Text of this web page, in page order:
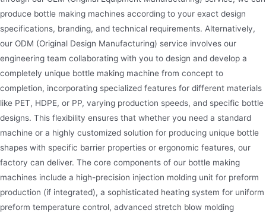
produce bottle making machines according to your exact design
specifications, branding, and technical requirements. Alternatively,
our ODM (Original Design Manufacturing) service involves our
engineering team collaborating with you to design and develop a
completely unique bottle making machine from concept to
completion, incorporating specialized features for different materials
like PET, HDPE, or PP, varying production speeds, and specific bottle
designs. This flexibility ensures that whether you need a standard
machine or a highly customized solution for producing unique bottle
shapes with specific barrier properties or ergonomic features, our
factory can deliver. The core components of our bottle making
machines include a high-precision injection molding unit for preform
production (if integrated), a sophisticated heating system for uniform
preform temperature control, advanced stretch blow molding